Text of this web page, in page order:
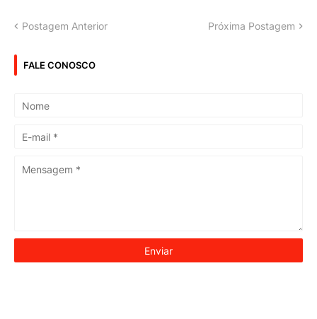
Postagem Anterior Próxima Postagem
FALE CONOSCO